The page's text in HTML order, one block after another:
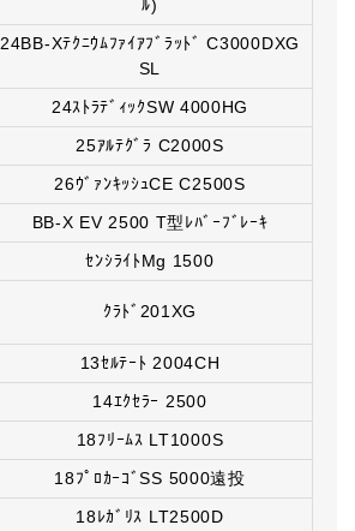
ﾙ)
24BB-Xﾃｸﾆｳﾑﾌｧｲｱﾌﾞﾗｯﾄﾞ C3000DXG
SL
24ｽﾄﾗﾃﾞｨｯｸSW 4000HG
25ｱﾙﾃｸﾞﾗ C2000S
26ｳﾞｧﾝｷｯｼｭCE C2500S
BB-X EV 2500 T型ﾚﾊﾞｰﾌﾞﾚｰｷ
ｾﾝｼﾗｲﾄMg 1500
ｸﾗﾄﾞ201XG
13ｾﾙﾃｰﾄ 2004CH
14ｴｸｾﾗｰ 2500
18ﾌﾘｰﾑｽ LT1000S
18ﾌﾟﾛｶｰｺﾞSS 5000遠投
18ﾚｶﾞﾘｽ LT2500D